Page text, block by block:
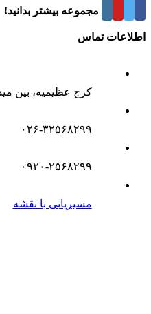
درباره این مجموعه بیشتر بدانید!
اطلاعات تماس
کرج عظیمیه، بین
۰۲۶-۳۲۵۶۸۲۹۹
۰۹۲۰-۲۵۶۸۲۹۹
مسیریابی با نقشه